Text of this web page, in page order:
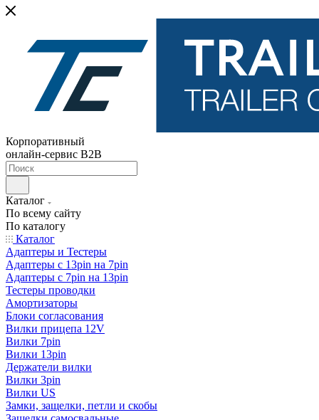
Корпоративный
онлайн-сервис B2B
Каталог
По всему сайту
По каталогу
Каталог
Адаптеры и Тестеры
Адаптеры с 13pin на 7pin
Адаптеры с 7pin на 13pin
Тестеры проводки
Амортизаторы
Блоки согласования
Вилки прицепа 12V
Вилки 7pin
Вилки 13pin
Держатели вилки
Вилки 3pin
Вилки US
Замки, защелки, петли и скобы